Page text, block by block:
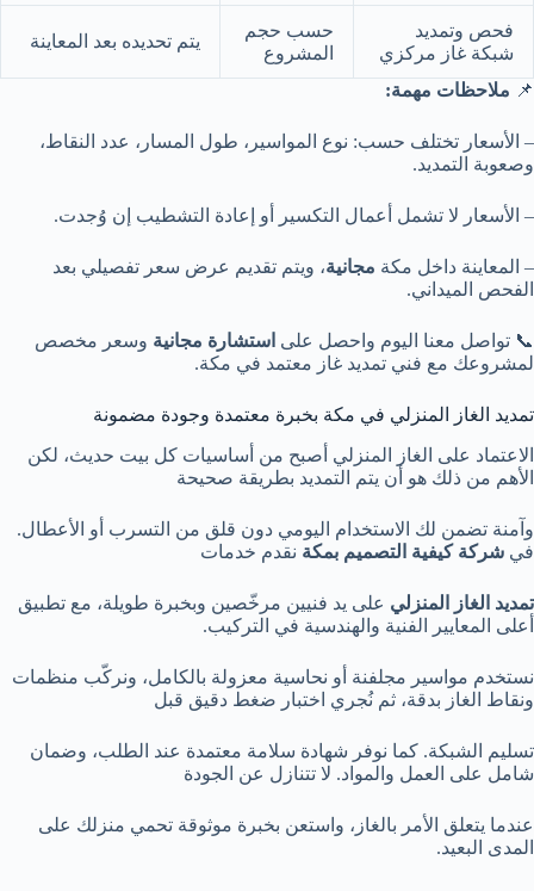
فحص وتمديد
شبكة غاز مركزي
حسب حجم
المشروع
يتم تحديده بعد المعاينة
📌 ملاحظات مهمة:
– الأسعار تختلف حسب: نوع المواسير، طول المسار، عدد النقاط،
وصعوبة التمديد.
– الأسعار لا تشمل أعمال التكسير أو إعادة التشطيب إن وُجدت.
– المعاينة داخل مكة مجانية، ويتم تقديم عرض سعر تفصيلي بعد
الفحص الميداني.
📞 تواصل معنا اليوم واحصل على استشارة مجانية وسعر مخصص
لمشروعك مع فني تمديد غاز معتمد في مكة.
تمديد الغاز المنزلي في مكة بخبرة معتمدة وجودة مضمونة
الاعتماد على الغاز المنزلي أصبح من أساسيات كل بيت حديث، لكن
الأهم من ذلك هو أن يتم التمديد بطريقة صحيحة
وآمنة تضمن لك الاستخدام اليومي دون قلق من التسرب أو الأعطال.
في شركة كيفية التصميم بمكة نقدم خدمات
تمديد الغاز المنزلي على يد فنيين مرخّصين وبخبرة طويلة، مع تطبيق
أعلى المعايير الفنية والهندسية في التركيب.
نستخدم مواسير مجلفنة أو نحاسية معزولة بالكامل، ونركّب منظمات
ونقاط الغاز بدقة، ثم نُجري اختبار ضغط دقيق قبل
تسليم الشبكة. كما نوفر شهادة سلامة معتمدة عند الطلب، وضمان
شامل على العمل والمواد. لا تتنازل عن الجودة
عندما يتعلق الأمر بالغاز، واستعن بخبرة موثوقة تحمي منزلك على
المدى البعيد.